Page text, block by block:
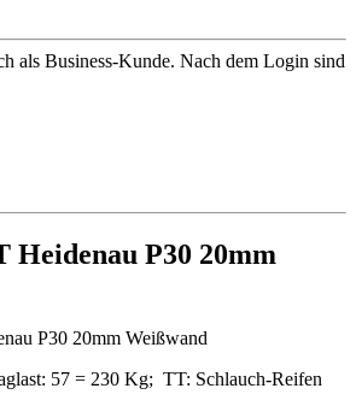
als Business-Kunde. Nach dem Login sind
Heidenau P30 20mm
P30 20mm Weißwand
57 = 230 Kg; TT: Schlauch-Reifen